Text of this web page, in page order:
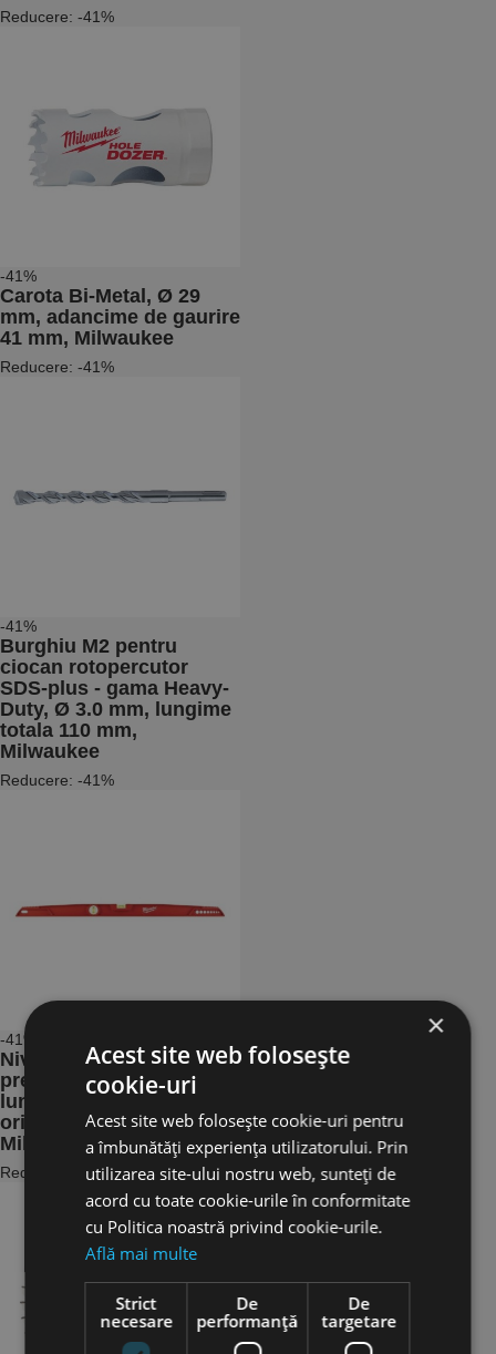
Reducere: -41%
-41%
Carota Bi-Metal, Ø 29
mm, adancime de gaurire
41 mm, Milwaukee
Reducere: -41%
-41%
Burghiu M2 pentru
ciocan rotopercutor
SDS-plus - gama Heavy-
Duty, Ø 3.0 mm, lungime
totala 110 mm,
Milwaukee
Reducere: -41%
-41%
Nivela turnata sub
presiune - REDCAST,
lungime 80 cm, fara
orificii pe maner,
Milwaukee
Reducere: -41%
×
Acest site web folosește
cookie-uri
Acest site web folosește cookie-uri pentru
a îmbunătăți experiența utilizatorului. Prin
utilizarea site-ului nostru web, sunteți de
acord cu toate cookie-urile în conformitate
cu Politica noastră privind cookie-urile.
Află mai multe
Strict
necesare
De
performanță
De
targetare